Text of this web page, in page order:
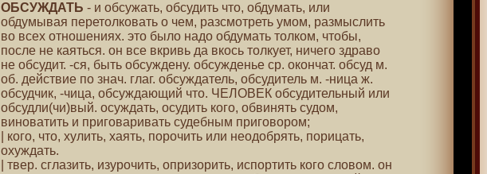
ОБСУЖДАТЬ - и обсужать, обсудить что, обдумать, или
обдумывая перетолковать о чем, разсмотреть умом, размыслить
во всех отношениях. это было надо обдумать толком, чтобы,
после не каяться. он все вкривь да вкось толкует, ничего здраво
не обсудит. -ся, быть обсуждену. обсужденье ср. окончат. обсуд м.
об. действие по знач. глаг. обсуждатель, обсудитель м. -ница ж.
обсудчик, -чица, обсуждающий что. ЧЕЛОВЕК обсудительный или
обсудли(чи)вый. осуждать, осудить кого, обвинять судом,
виноватить и приговаривать судебным приговором;
| кого, что, хулить, хаять, порочить или неодобрять, порицать,
охуждать.
| твер. сглазить, изурочить, опризорить, испортить кого словом. он